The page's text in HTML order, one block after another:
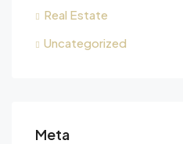
Real Estate
Uncategorized
Meta